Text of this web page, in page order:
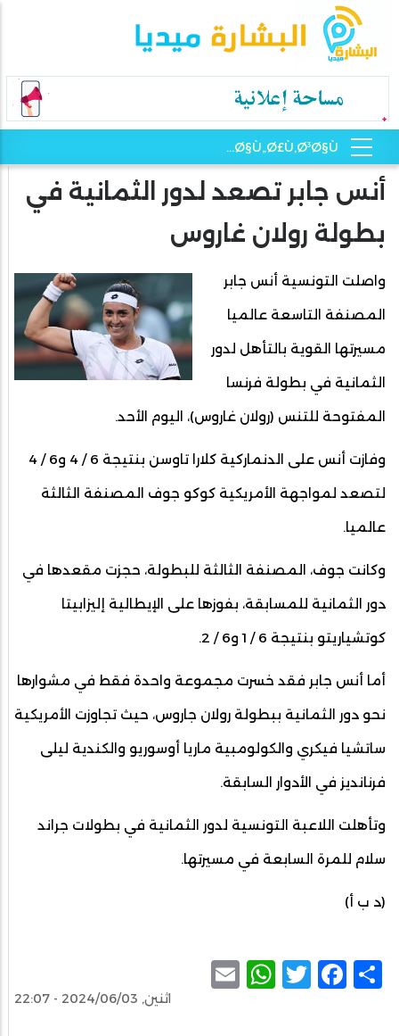
أنس جابر تصعد لدور الثمانية في
بطولة رولان غاروس
واصلت التونسية أنس جابر
المصنفة التاسعة عالميا
مسيرتها القوية بالتأهل لدور
الثمانية في بطولة فرنسا
المفتوحة للتنس (رولان غاروس)، اليوم الأحد.
وفازت أنس على الدنماركية كلارا تاوسن بنتيجة 6 / 4 و6 / 4
لتصعد لمواجهة الأمريكية كوكو جوف المصنفة الثالثة
عالميا.
وكانت جوف، المصنفة الثالثة للبطولة، حجزت مقعدها في
دور الثمانية للمسابقة، بفوزها على الإيطالية إليزابيتا
كوتشياريتو بنتيجة 6 / 1 و6 / 2.
أما أنس جابر فقد خسرت مجموعة واحدة فقط في مشوارها
نحو دور الثمانية ببطولة رولان جاروس، حيث تجاوزت الأمريكية
ساتشيا فيكري والكولومبية ماريا أوسوريو والكندية ليلى
فرنانديز في الأدوار السابقة.
وتأهلت اللاعبة التونسية لدور الثمانية في بطولات جراند
سلام للمرة السابعة في مسيرتها.
(د ب أ)
Share
Facebook
Twitter
WhatsApp
اثنين, 2024/06/03 - 22:07